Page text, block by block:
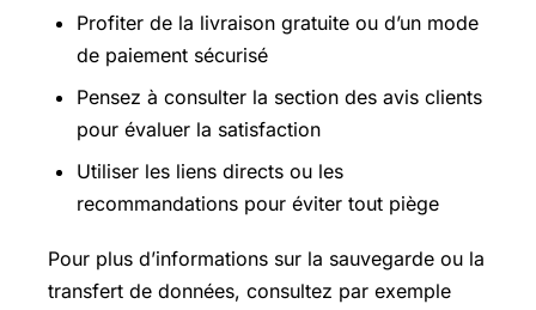
Profiter de la livraison gratuite ou d’un mode
de paiement sécurisé
Pensez à consulter la section des avis clients
pour évaluer la satisfaction
Utiliser les liens directs ou les
recommandations pour éviter tout piège
Pour plus d’informations sur la sauvegarde ou la
transfert de données, consultez par exemple